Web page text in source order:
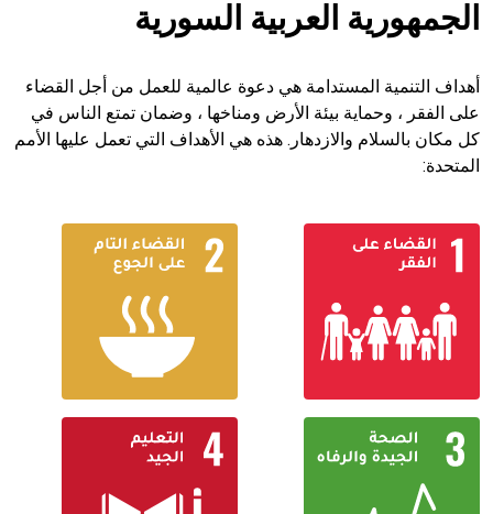
الجمهورية العربية السورية
أهداف التنمية المستدامة هي دعوة عالمية للعمل من أجل القضاء
على الفقر ، وحماية بيئة الأرض ومناخها ، وضمان تمتع الناس في
كل مكان بالسلام والازدهار. هذه هي الأهداف التي تعمل عليها الأمم
المتحدة: